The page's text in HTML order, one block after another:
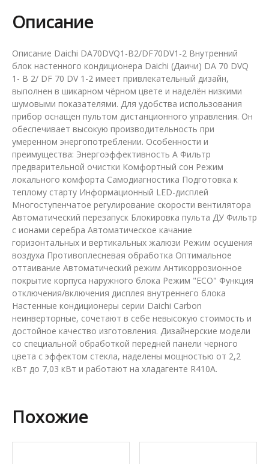
Описание
Описание Daichi DA70DVQ1-B2/DF70DV1-2 Внутренний
блок настенного кондиционера Daichi (Даичи) DA 70 DVQ
1- B 2/ DF 70 DV 1-2 имеет привлекательный дизайн,
выполнен в шикарном чёрном цвете и наделён низкими
шумовыми показателями. Для удобства использования
прибор оснащен пультом дистанционного управления. Он
обеспечивает высокую производительность при
умеренном энергопотреблении. Особенности и
преимущества: Энергоэффективность A Фильтр
предварительной очистки Комфортный сон Режим
локального комфорта Самодиагностика Подготовка к
теплому старту Информационный LED-дисплей
Многоступенчатое регулирование скорости вентилятора
Автоматический перезапуск Блокировка пульта ДУ Фильтр
с ионами серебра Автоматическое качание
горизонтальных и вертикальных жалюзи Режим осушения
воздуха Противоплесневая обработка Оптимальное
оттаивание Автоматический режим Антикоррозионное
покрытие корпуса наружного блока Режим "ECO" Функция
отключения/включения дисплея внутреннего блока
Настенные кондиционеры серии Daichi Carbon
неинверторные, сочетают в себе невысокую стоимость и
достойное качество изготовления. Дизайнерские модели
со специальной обработкой передней панели черного
цвета с эффектом стекла, наделены мощностью от 2,2
кВт до 7,03 кВт и работают на хладагенте R410A.
Похожие